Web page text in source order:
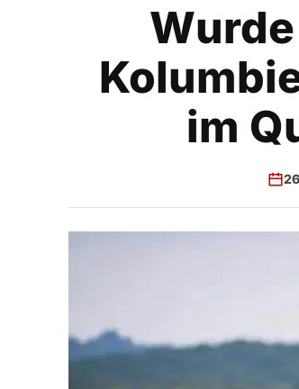
im